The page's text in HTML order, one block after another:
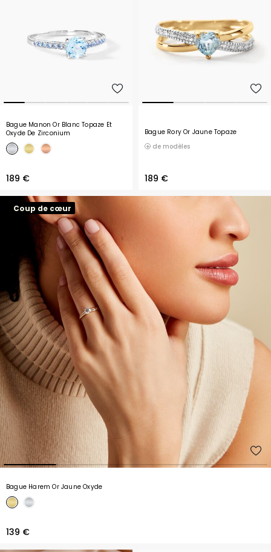
Bague Manon Or Blanc Topaze Et
Oxyde De Zirconium
189 €
Bague Rory Or Jaune Topaze
de modèles
189 €
Coup de cœur
Bague Harem Or Jaune Oxyde
139 €